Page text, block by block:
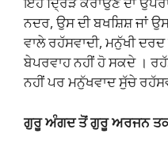
ਨਦਰ, ਉਸ ਦੀ ਬਖਸ਼ਿਸ਼ ਜਾਂ
ਵਾਲੇ ਰਹੱਸਵਾਦੀ, ਮਨੁੱਖੀ
ਬੇਪਰਵਾਹ ਨਹੀਂ ਹੋ ਸਕਦੇ ।
ਨਹੀਂ ਪਰ ਮਨੁੱਖਵਾਦ ਸੁੱਚੇ
ਗੁਰੂ ਅੰਗਦ ਤੋਂ ਗੁਰੂ ਅਰਜਨ